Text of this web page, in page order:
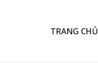
TRANG CHỦ